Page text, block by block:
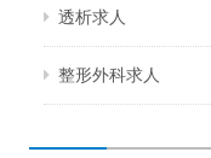
透析求人
整形外科求人